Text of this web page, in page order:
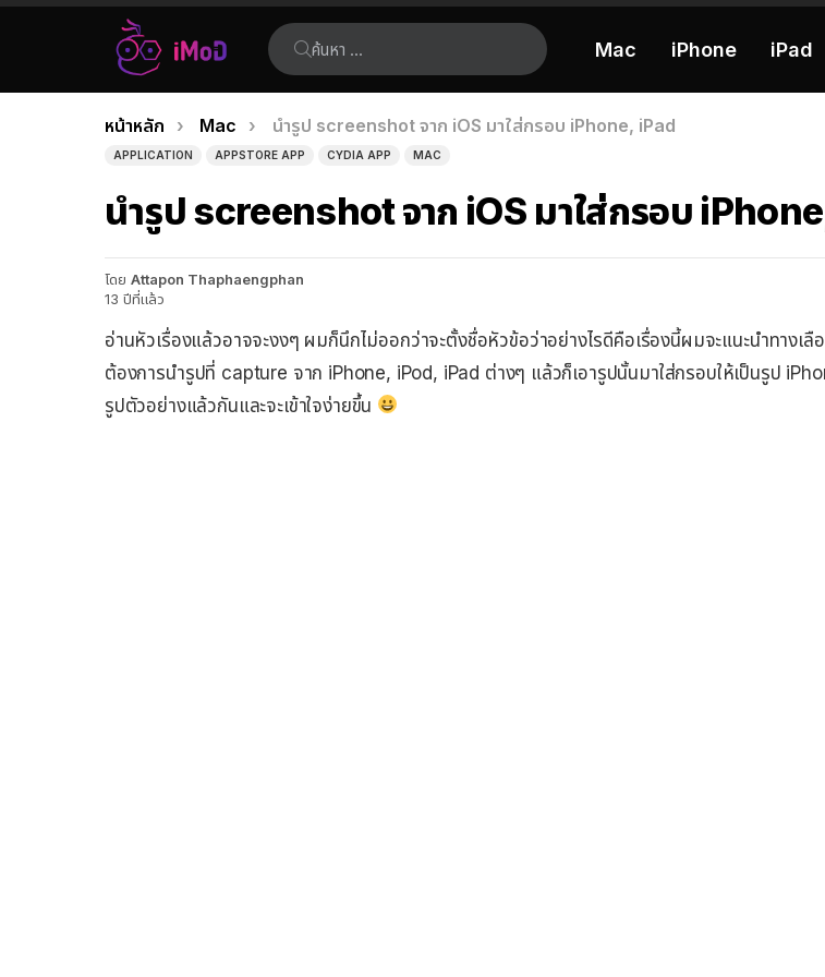
ค้นหา:
Mac iPhone iPad
เรื่อง
ล่าสุด
คุณอยู่ที่นี่:
หน้าหลัก Mac นำรูป screenshot จาก iOS มาใส่กรอบ iPhone, iPad
APPLICATION APPSTORE APP CYDIA APP MAC
นำรูป screenshot จาก iOS มาใส่กรอบ
โดย Attapon Thaphaengphan
13 ปีที่แล้ว
อ่านหัวเรื่องแล้วอาจจะงงๆ ผมก็นึกไม่ออกว่าจะตั้งชื่อหัวข้อว่าอย่างไรดีคือเรื่องนี้ผมจะแนะนำทางเลื
ต้องการนำรูปที่ capture จาก iPhone, iPod, iPad ต่างๆ แล้วก็เอารูปนั้นมาใส่กรอบให้เป็นรูป
รูปตัวอย่างแล้วกันและจะเข้าใจง่ายขึ้น